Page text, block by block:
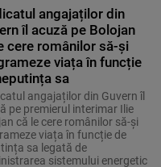
angajaților din
îl acuză pe Bolojan
cere românilor să-și
viața în funcție
sa
angajaților din Guvern îl
pe premierul interimar Ilie
că le cere românilor să-și
viața în funcție de
sa legată de
sistemului energetic